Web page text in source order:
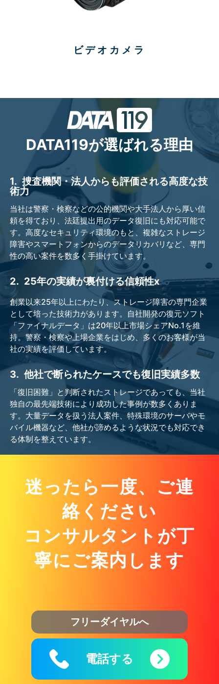
ビデオカメラ
DATA119が選ばれる理由
1. 捜査機関・法人からも評価される高度な技
術力
当社は警察・検察などの公的機関や大手法人から厚い信
頼を得ており、法廷提出用のデータ復旧にも対応可能で
す。高度なセキュリティ環境のもと、複雑なストレージ
障害やスマートフォンからのデータリカバリなど、専門
性の高い案件を数多く手掛けています。
2. 25年の実績が裏付ける信頼性x
創業以来25年以上にわたり、ストレージ障害の専門企業
として培った技術力があります。自社開発の復元ソフト
「ファイナルデータ」は20年以上市場シェアNo.1を維
持。警察・検察や上場企業をはじめ、多くのお客様が当
社の実績を評価しています。
3. 他社で断られたケースでも復旧実績多数
「復旧困難」と判断されたストレージであっても、当社
独自の最先端技術により成功した事例が数多くありま
す。大量データを扱う法人案件、特殊環境のサーバやモ
バイル機器など、他社が諦めるような状況でも対応でき
る体制を整えています。
迷ったら一度、ご連
絡ください
コンサルタントが丁
寧にご案内します
フリーダイヤルへ
電話する